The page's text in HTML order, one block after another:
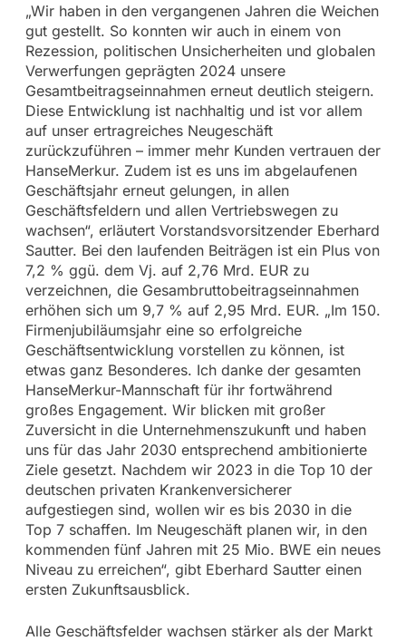
„Wir haben in den vergangenen Jahren die Weichen
gut gestellt. So konnten wir auch in einem von
Rezession, politischen Unsicherheiten und globalen
Verwerfungen geprägten 2024 unsere
Gesamtbeitragseinnahmen erneut deutlich steigern.
Diese Entwicklung ist nachhaltig und ist vor allem
auf unser ertragreiches Neugeschäft
zurückzuführen – immer mehr Kunden vertrauen der
HanseMerkur. Zudem ist es uns im abgelaufenen
Geschäftsjahr erneut gelungen, in allen
Geschäftsfeldern und allen Vertriebswegen zu
wachsen“, erläutert Vorstandsvorsitzender Eberhard
Sautter. Bei den laufenden Beiträgen ist ein Plus von
7,2 % ggü. dem Vj. auf 2,76 Mrd. EUR zu
verzeichnen, die Gesambruttobeitragseinnahmen
erhöhen sich um 9,7 % auf 2,95 Mrd. EUR. „Im 150.
Firmenjubiläumsjahr eine so erfolgreiche
Geschäftsentwicklung vorstellen zu können, ist
etwas ganz Besonderes. Ich danke der gesamten
HanseMerkur-Mannschaft für ihr fortwährend
großes Engagement. Wir blicken mit großer
Zuversicht in die Unternehmenszukunft und haben
uns für das Jahr 2030 entsprechend ambitionierte
Ziele gesetzt. Nachdem wir 2023 in die Top 10 der
deutschen privaten Krankenversicherer
aufgestiegen sind, wollen wir es bis 2030 in die
Top 7 schaffen. Im Neugeschäft planen wir, in den
kommenden fünf Jahren mit 25 Mio. BWE ein neues
Niveau zu erreichen“, gibt Eberhard Sautter einen
ersten Zukunftsausblick.
Alle Geschäftsfelder wachsen stärker als der Markt